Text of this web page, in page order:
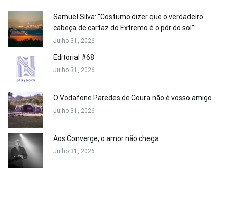
Samuel Silva: “Costumo dizer que o verdadeiro
cabeça de cartaz do Extremo é o pôr do sol”
Julho 31, 2026
Editorial #68
Julho 31, 2026
O Vodafone Paredes de Coura não é vosso amigo.
Julho 31, 2026
Aos Converge, o amor não chega
Julho 31, 2026